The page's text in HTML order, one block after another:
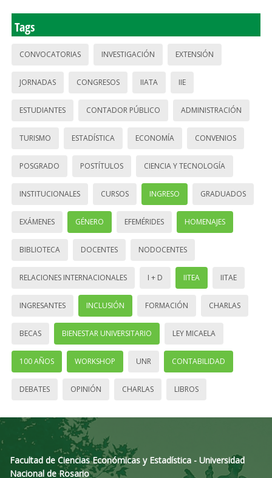
Tags
CONVOCATORIAS INVESTIGACIÓN EXTENSIÓN
JORNADAS CONGRESOS IIATA IIE
ESTUDIANTES CONTADOR PÚBLICO ADMINISTRACIÓN
TURISMO ESTADÍSTICA ECONOMÍA CONVENIOS
POSGRADO POSTÍTULOS CIENCIA Y TECNOLOGÍA
INSTITUCIONALES CURSOS INGRESO GRADUADOS
EXÁMENES GÉNERO EFEMÉRIDES HOMENAJES
BIBLIOTECA DOCENTES NODOCENTES
RELACIONES INTERNACIONALES I + D IITEA IITAE
INGRESANTES INCLUSIÓN FORMACIÓN CHARLAS
BECAS BIENESTAR UNIVERSITARIO LEY MICAELA
100 AÑOS WORKSHOP UNR CONTABILIDAD
DEBATES OPINIÓN CHARLAS LIBROS
Facultad de Ciencias Económicas y Estadística - Universidad
Nacional de Rosario